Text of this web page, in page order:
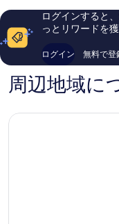
-
ー
ガ
ト
リ
ト
し
口
コ
413
件
の
口
ログインすると
っとリワードを
ログイン 無料で登
周辺地域に